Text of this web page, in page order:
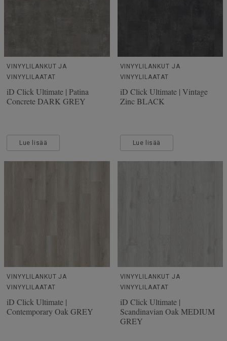
VINYYLILANKUT JA
VINYYLILAATAT
iD Click Ultimate | Patina
Concrete DARK GREY
Lue lisää
VINYYLILANKUT JA
VINYYLILAATAT
iD Click Ultimate | Vintage
Zinc BLACK
Lue lisää
VINYYLILANKUT JA
VINYYLILAATAT
iD Click Ultimate |
Contemporary Oak GREY
VINYYLILANKUT JA
VINYYLILAATAT
iD Click Ultimate |
Scandinavian Oak MEDIUM
GREY